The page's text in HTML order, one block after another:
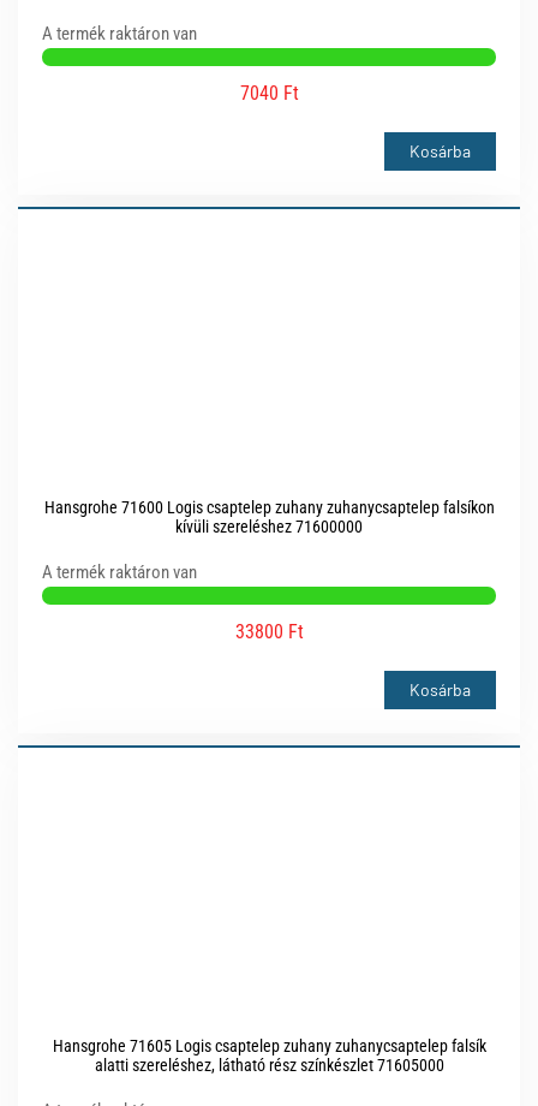
A termék raktáron van
7040 Ft
Kosárba
Hansgrohe 71600 Logis csaptelep zuhany zuhanycsaptelep falsíkon
kívüli szereléshez 71600000
A termék raktáron van
33800 Ft
Kosárba
Hansgrohe 71605 Logis csaptelep zuhany zuhanycsaptelep falsík
alatti szereléshez, látható rész színkészlet 71605000